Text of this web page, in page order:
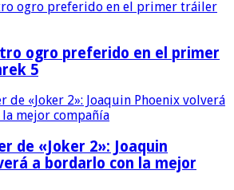
ogro preferido en el primer
5
de «Joker 2»: Joaquin
a bordarlo con la mejor